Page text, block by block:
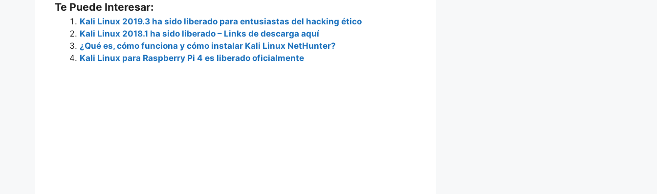
Te Puede Interesar:
Kali Linux 2019.3 ha sido liberado para entusiastas del hacking ético
Kali Linux 2018.1 ha sido liberado – Links de descarga aquí
¿Qué es, cómo funciona y cómo instalar Kali Linux NetHunter?
Kali Linux para Raspberry Pi 4 es liberado oficialmente